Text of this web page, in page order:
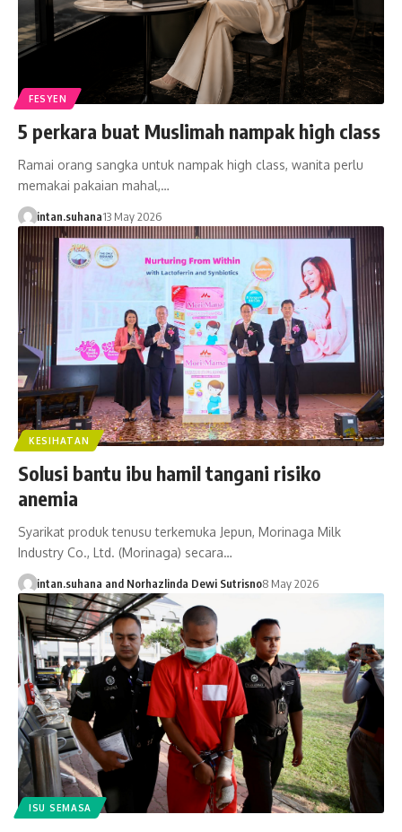
FESYEN
5 perkara buat Muslimah nampak high class
Ramai orang sangka untuk nampak high class, wanita perlu
memakai pakaian mahal,…
intan.suhana13 May 2026
KESIHATAN
Solusi bantu ibu hamil tangani risiko
anemia
Syarikat produk tenusu terkemuka Jepun, Morinaga Milk
Industry Co., Ltd. (Morinaga) secara…
intan.suhana and Norhazlinda Dewi Sutrisno8 May 2026
ISU SEMASA